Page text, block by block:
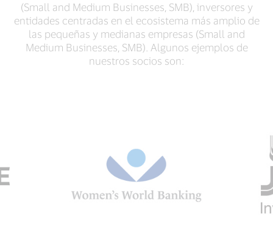
(Small and Medium Businesses, SMB), inversores y
entidades centradas en el ecosistema más amplio de
las pequeñas y medianas empresas (Small and
Medium Businesses, SMB). Algunos ejemplos de
nuestros socios son: